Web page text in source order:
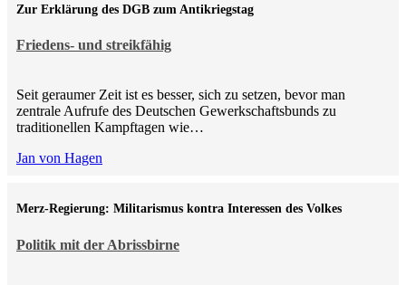
Friedens- und streikfähig
Zur Erklärung des DGB zum Antikriegstag
Seit geraumer Zeit ist es besser, sich zu setzen, bevor man
zentrale Aufrufe des Deutschen Gewerkschaftsbunds zu
traditionellen Kampftagen wie…
Jan von Hagen
Politik mit der Abrissbirne
Merz-Regierung: Militarismus kontra Inte­ressen des Volkes